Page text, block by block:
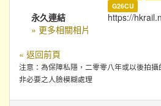
G26CU
永久連結
https://
» 更多相關相片
« 返回前頁
注意：為保障私隱，二零零八年或以後拍
非必要之人臉模糊處理